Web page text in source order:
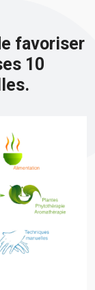
favoriser
10